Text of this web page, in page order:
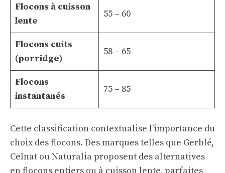
Flocons à cuisson
lente
55 – 60
Flocons cuits
(porridge)
58 – 65
Flocons
instantanés
75 – 85
Cette classification contextualise l’importance du
choix des flocons. Des marques telles que Gerblé,
Celnat ou Naturalia proposent des alternatives